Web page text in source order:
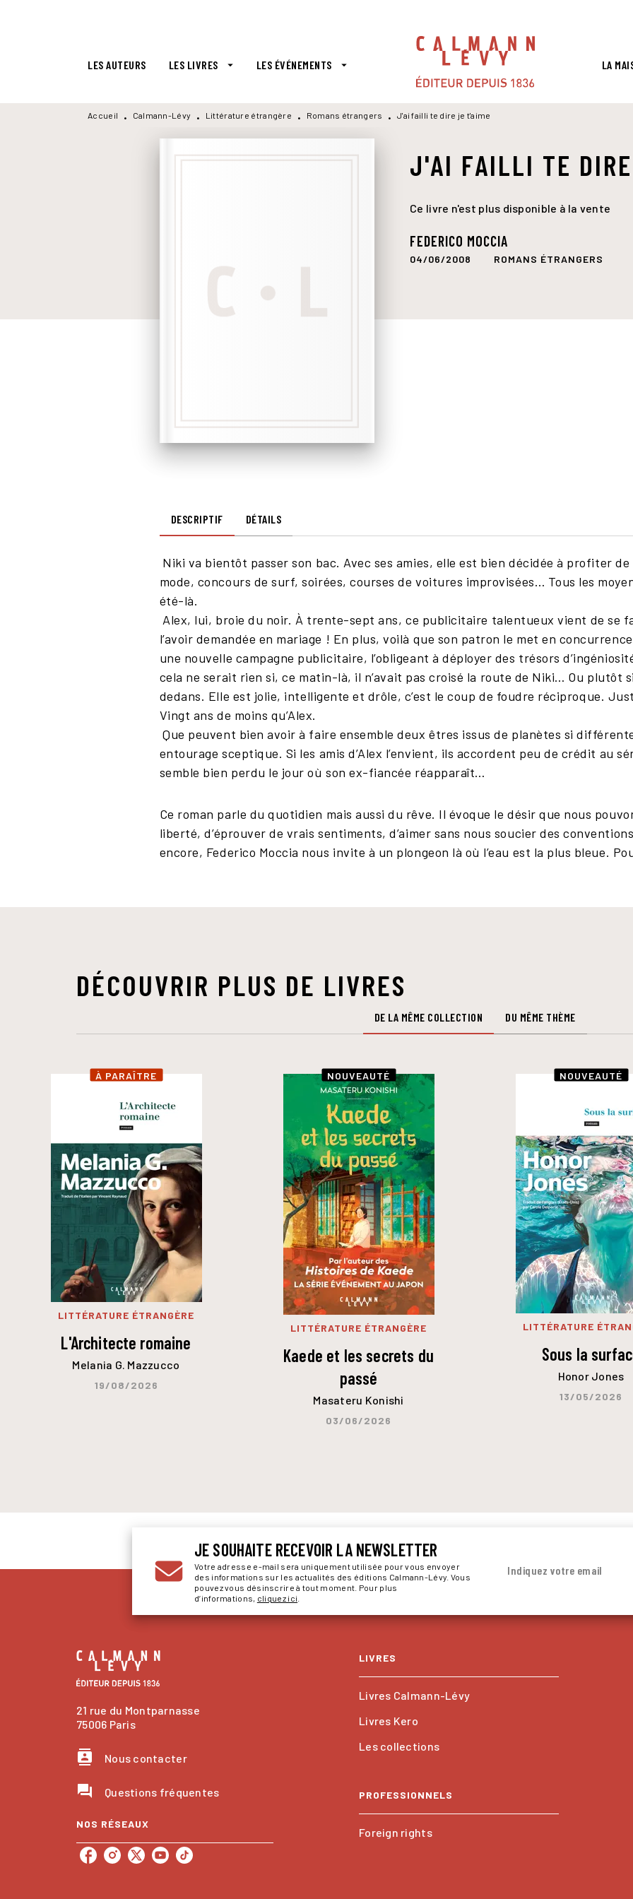
LES AUTEURS LES LIVRES arrow_drop_down LES ÉVÉNEMENTS arrow_drop_down LA
Accueil • Calmann-Lévy • Littérature étrangère • Romans étrangers • J'ai failli te dire je t'aime
J'AI FAILLI TE
Ce livre n'est plus disponible à la vente
FEDERICO MOCCIA
04/06/2008 ROMANS ÉTRANGERS
DESCRIPTIF DÉTAILS
Niki va bientôt passer son bac. Avec ses amies, elle est bien décidée à profiter
mode, concours de surf, soirées, courses de voitures improvisées… Tous les
été-là.
Alex, lui, broie du noir. À trente-sept ans, ce publicitaire talentueux vient de se
l’avoir demandée en mariage ! En plus, voilà que son patron le met en
une nouvelle campagne publicitaire, l’obligeant à déployer des trésors
cela ne serait rien si, ce matin-là, il n’avait pas croisé la route de Niki… Ou plutôt
dedans. Elle est jolie, intelligente et drôle, c’est le coup de foudre réciproque.
Vingt ans de moins qu’Alex.
Que peuvent bien avoir à faire ensemble deux êtres issus de planètes si
entourage sceptique. Si les amis d’Alex l’envient, ils accordent peu de crédit au
semble bien perdu le jour où son ex-fiancée réapparaît…
Ce roman parle du quotidien mais aussi du rêve. Il évoque le désir que nous
liberté, d’éprouver de vrais sentiments, d’aimer sans nous soucier des
encore, Federico Moccia nous invite à un plongeon là où l’eau est la plus bleue.
DÉCOUVRIR PLUS DE LIVRES
DE LA MÊME COLLECTION DU MÊME THÈME
À PARAÎTRE
LITTÉRATURE ÉTRANGÈRE
L'Architecte romaine
Melania G. Mazzucco
19/08/2026
NOUVEAUTÉ
LITTÉRATURE ÉTRANGÈRE
Kaede et les secrets du
passé
Masateru Konishi
03/06/2026
NOUVEAUTÉ
LITTÉRATURE
Sous la
Honor Jones
13/05/2026
JE SOUHAITE RECEVOIR LA NEWSLETTER
Votre adresse e-mail sera uniquement utilisée pour vous envoyer
des informations sur les actualités des éditions Calmann-Lévy. Vous
pouvez vous désinscrire à tout moment. Pour plus
d’informations, cliquez ici
Indiquez votre email
21 rue du Montparnasse
75006 Paris
contacts Nous contacter
question_answer Questions fréquentes
NOS RÉSEAUX
LIVRES
Livres Calmann-Lévy
Livres Kero
Les collections
PROFESSIONNELS
Foreign rights